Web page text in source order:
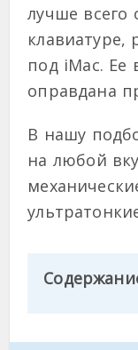
лучше всего
клавиатуре,
под iMac. Ее
оправдана
В нашу
на любой